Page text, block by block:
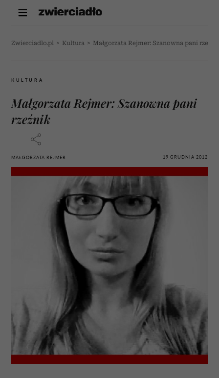
Zwierciadlo.pl > Kultura > Małgorzata Rejmer: Szanowna pani
KULTURA
Małgorzata Rejmer: Szanowna pani
rzeźnik
MAŁGORZATA REJMER 19 GRUDNIA 2012